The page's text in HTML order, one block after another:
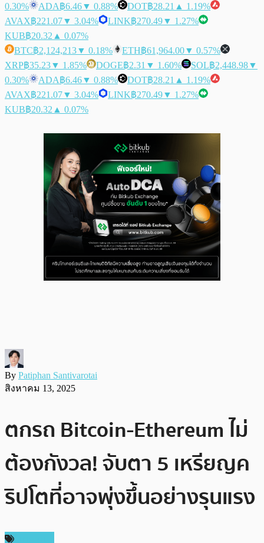
0.30%
ADA฿6.46▼ 0.88% DOT฿28.21 ▲ 1.19%
AVAX฿221.07▼ 3.04% LINK฿270.49▼ 1.27%
KUB฿20.32 ▲ 0.07%
BTC฿2,124,213▼ 0.18% ETH฿61,964.00▼ 0.57%
XRP฿35.23▼ 1.85% DOGE฿2.31 ▼ 1.60% SOL฿2,448.98▼
0.30%
ADA฿6.46▼ 0.88% DOT฿28.21 ▲ 1.19%
AVAX฿221.07▼ 3.04% LINK฿270.49▼ 1.27%
KUB฿20.32 ▲ 0.07%
By Patiphan Santivarotai
สิงหาคม 13, 2025
ตกรถ Bitcoin-Ethereum ไม่
ต้องกังวล! จับตา 5 เหรียญค
ริปโตที่อาจพุ่งขึ้นอย่างรุนแรง